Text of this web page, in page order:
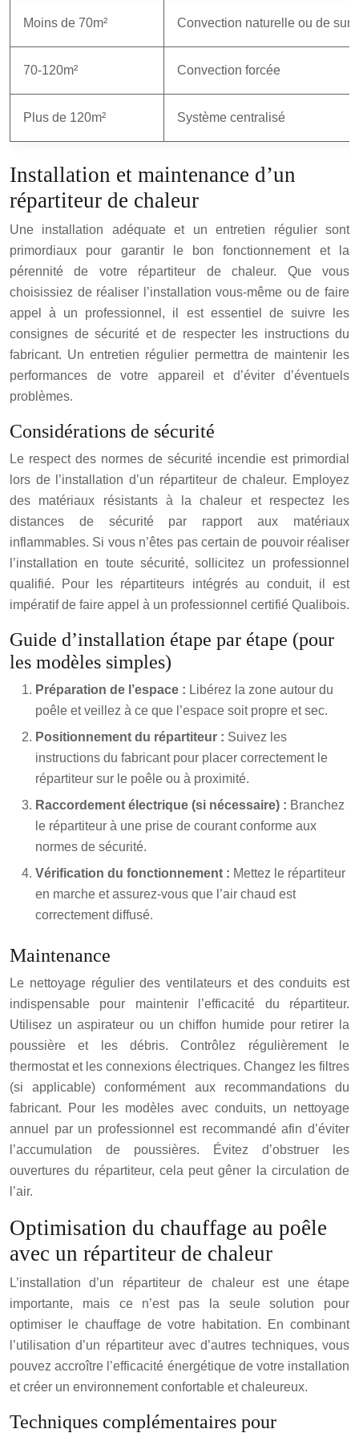
Moins de 70m² Convection naturelle ou de
70-120m² Convection forcée
Plus de 120m² Système centralisé
Installation et maintenance d’un
répartiteur de chaleur
Une installation adéquate et un entretien régulier sont
primordiaux pour garantir le bon fonctionnement et la
pérennité de votre répartiteur de chaleur. Que vous
choisissiez de réaliser l’installation vous-même ou de faire
appel à un professionnel, il est essentiel de suivre les
consignes de sécurité et de respecter les instructions du
fabricant. Un entretien régulier permettra de maintenir les
performances de votre appareil et d’éviter d’éventuels
problèmes.
Considérations de sécurité
Le respect des normes de sécurité incendie est primordial
lors de l’installation d’un répartiteur de chaleur. Employez
des matériaux résistants à la chaleur et respectez les
distances de sécurité par rapport aux matériaux
inflammables. Si vous n’êtes pas certain de pouvoir réaliser
l’installation en toute sécurité, sollicitez un professionnel
qualifié. Pour les répartiteurs intégrés au conduit, il est
impératif de faire appel à un professionnel certifié Qualibois.
Guide d’installation étape par étape (pour
les modèles simples)
Préparation de l’espace : Libérez la zone autour du
poêle et veillez à ce que l’espace soit propre et sec.
Positionnement du répartiteur : Suivez les
instructions du fabricant pour placer correctement le
répartiteur sur le poêle ou à proximité.
Raccordement électrique (si nécessaire) : Branchez
le répartiteur à une prise de courant conforme aux
normes de sécurité.
Vérification du fonctionnement : Mettez le répartiteur
en marche et assurez-vous que l’air chaud est
correctement diffusé.
Maintenance
Le nettoyage régulier des ventilateurs et des conduits est
indispensable pour maintenir l’efficacité du répartiteur.
Utilisez un aspirateur ou un chiffon humide pour retirer la
poussière et les débris. Contrôlez régulièrement le
thermostat et les connexions électriques. Changez les filtres
(si applicable) conformément aux recommandations du
fabricant. Pour les modèles avec conduits, un nettoyage
annuel par un professionnel est recommandé afin d’éviter
l’accumulation de poussières. Évitez d’obstruer les
ouvertures du répartiteur, cela peut gêner la circulation de
l’air.
Optimisation du chauffage au poêle
avec un répartiteur de chaleur
L’installation d’un répartiteur de chaleur est une étape
importante, mais ce n’est pas la seule solution pour
optimiser le chauffage de votre habitation. En combinant
l’utilisation d’un répartiteur avec d’autres techniques, vous
pouvez accroître l’efficacité énergétique de votre installation
et créer un environnement confortable et chaleureux.
Techniques complémentaires pour